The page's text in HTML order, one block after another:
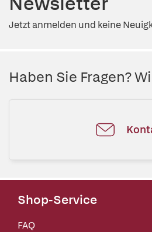
Jetzt anmelden und keine
Haben Sie Fragen?
Shop-Service
FAQ